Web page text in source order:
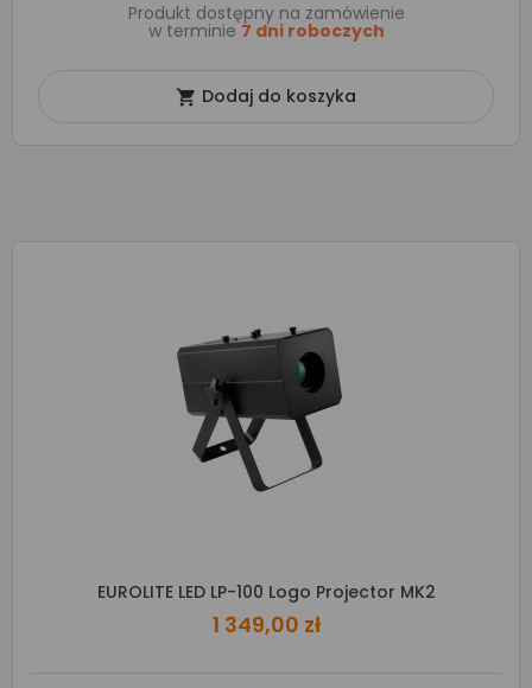
Produkt dostępny na zamówienie
w terminie 7 dni roboczych
 Dodaj do koszyka
EUROLITE LED LP-100 Logo Projector MK2
1 349,00 zł